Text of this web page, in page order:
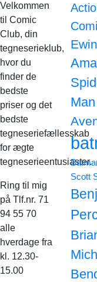
Velkommen
til Comic
Club, din
tegneserieklub,
hvor du
finder de
bedste
priser og det
bedste
tegneseriefællesskab
for ægte
tegneserieentusiaster.
Ring til mig
på Tlf.nr. 71
94 55 70
alle
hverdage fra
kl. 12.30-
15.00
Man
Scott